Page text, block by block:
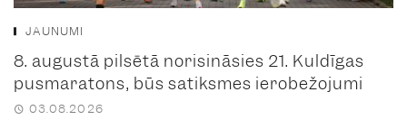
JAUNUMI
8. augustā pilsētā norisināsies 21. Kuldīgas
pusmaratons, būs satiksmes ierobežojumi
03.08.2026